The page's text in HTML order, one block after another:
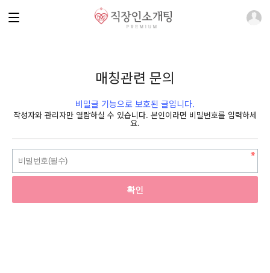
매칭관련 문의
비밀글 기능으로 보호된 글입니다.
작성자와 관리자만 열람하실 수 있습니다. 본인이라면 비밀번호를 입력하세
요.